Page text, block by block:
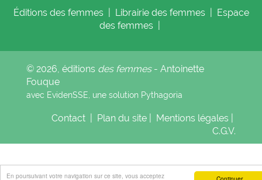
En poursuivant votre navigation sur ce site, vous acceptez
Éditions des femmes Librairie des femmes
Espace
des femmes
© 2026, éditions des femmes- Antoinette
Fouque
avec EvidenSSE, une solution Pythagoria
Contact Plan du site Mentions légales
C.G.V.